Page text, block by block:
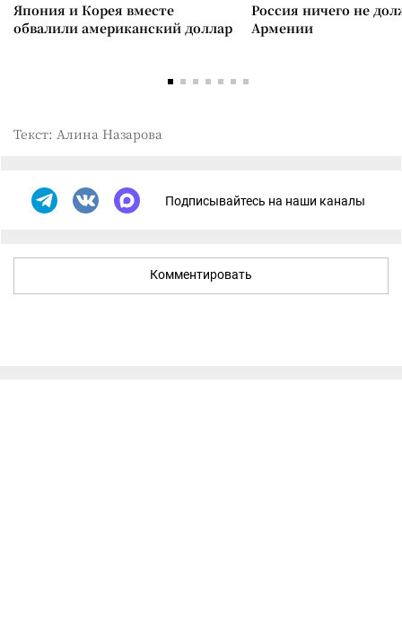
Япония и Корея вместе
обвалили американский доллар
Россия ничего не
Армении
Текст: Алина Назарова
Подписывайтесь на наши каналы
Комментировать